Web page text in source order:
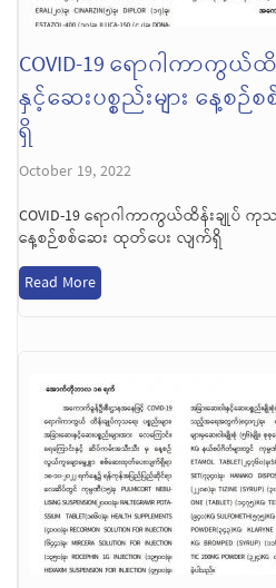
COVID-19 ရောဂါကာကွ
နှင့်ဆေးပစ္စည်းများ နေ့စ
ရှိ
October 19, 2022
COVID-19 ရောဂါကာကွယ်ထိန်းချုပ် ကုသ
နေ့စဉ်စစ်ဆေး ထုတ်ပေး လျက်ရှိ
Read More